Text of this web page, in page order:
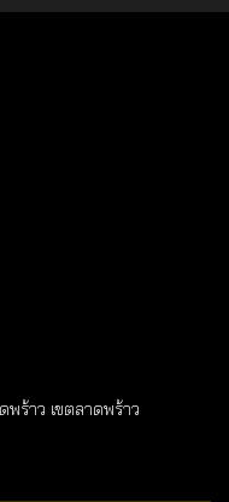
ร้าว เขตลาดพร้าว